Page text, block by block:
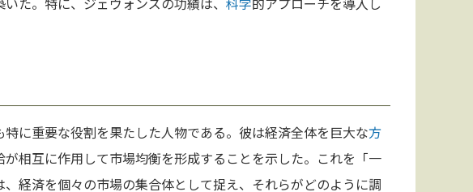
に重要な役割を果たした人物である。彼は経済全体を巨大な方
相互に作用して市場均衡を形成することを示した。これを「一
経済を個々の市場の集合体として捉え、それらがどのように調